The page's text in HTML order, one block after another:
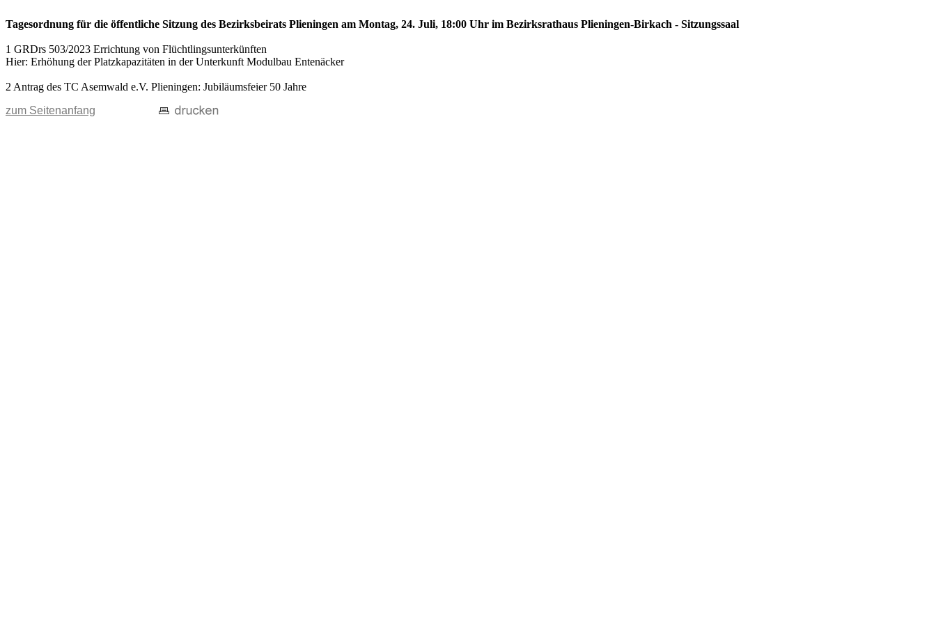
Tagesordnung für die öffentliche Sitzung des Bezirksbeirats Plieningen am Montag, 24. Juli, 18:00 Uhr im Bezirksrathaus Plieningen-Birkach - Sitzungssaal
1 GRDrs 503/2023 Errichtung von Flüchtlingsunterkünften
Hier: Erhöhung der Platzkapazitäten in der Unterkunft Modulbau Entenäcker
2 Antrag des TC Asemwald e.V. Plieningen: Jubiläumsfeier 50 Jahre
zum Seitenanfang